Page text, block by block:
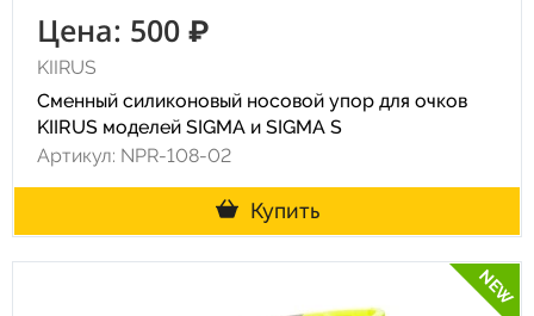
Цена: 500 ₽
KIIRUS
Сменный силиконовый носовой упор для очков
KIIRUS моделей SIGMA и SIGMA S
Артикул: NPR-108-02
Купить
NEW